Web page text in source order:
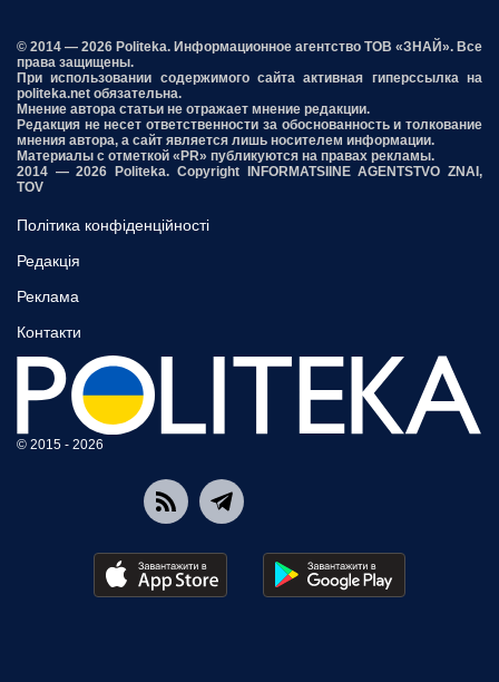
© 2014 — 2026 Politeka. Информационное агентство ТОВ «ЗНАЙ». Все
права защищены.
При использовании содержимого сайта активная гиперссылка на
politeka.net обязательна.
Мнение автора статьи не отражает мнение редакции.
Редакция не несет ответственности за обоснованность и толкование
мнения автора, а сайт является лишь носителем информации.
Материалы с отметкой «PR» публикуются на правах рекламы.
2014 — 2026 Politeka. Copyright INFORMATSIINE AGENTSTVO ZNAI,
TOV
Політика конфіденційності
Редакція
Реклама
Контакти
© 2015 - 2026